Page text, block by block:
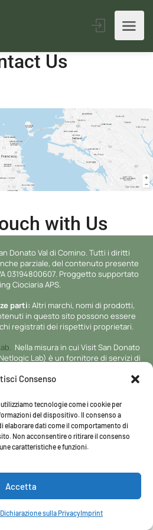
Consenso
tecnologie come i cookie per
del dispositivo. Il consenso a
elaborare dati come il comportamento di
Non acconsentire o ritirare il consenso
caratteristiche e funzioni.
Accetta
Dichiarazione sulla PrivacyImprint
Us
with Us
Donato Val di Comino. Tutti i diritti
parziale, del contenuto presente
03194800607. Proggetto supportato
Ciociaria APS.
parti: Altri marchi, nomi di prodotti,
in questo sito possono essere
registrati dei rispettivi proprietari.
Nella misura in cui Visit San Donato
Lab) è un fornitore di servizi di
Privacy PolicyTermini e condizioni
Digital Services Act